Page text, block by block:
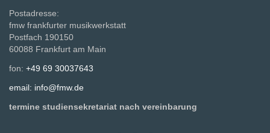
Postadresse:
fmw frankfurter musikwerkstatt
Postfach 190150
60088 Frankfurt am Main
fon: +49 69 30037643
email: info@fmw.de
termine studiensekretariat nach vereinbarung